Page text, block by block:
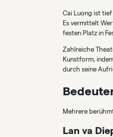
Cai Luong ist
Es vermittelt
festen Platz in
Zahlreiche
Kunstform,
durch seine
Mehrere
Lan va